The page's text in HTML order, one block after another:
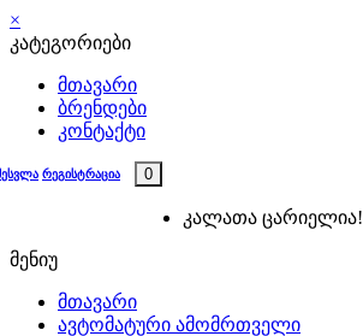
×
კატეგორიები
მთავარი
ბრენდები
კონტაქტი
რეგისტრაცია 0
კალათა ცარიელია!
მენიუ
მთავარი
ავტომატური ამომრთველი